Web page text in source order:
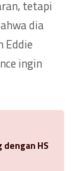
tetapi
dia
Eddie
ingin
dengan HS